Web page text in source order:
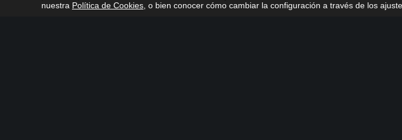
nuestra Política de Cookies , o bien conocer cómo cambiar la configuración a través de los